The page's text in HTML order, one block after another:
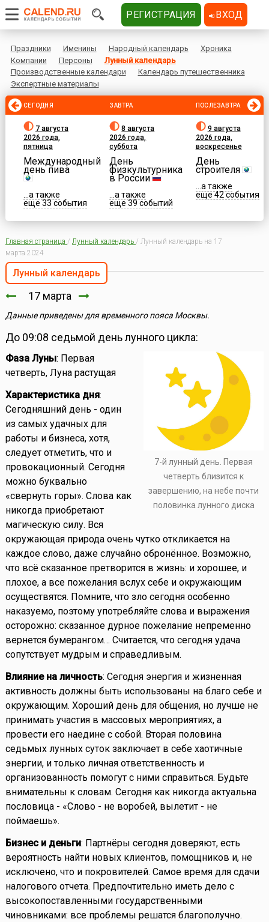
Праздники Именины Народный календарь
Хроника
Компании
Персоны
Лунный календарь
Производственные календари
Календарь путешественника
Экспертные материалы
СЕГОДНЯ
7 августа
2026 года,
пятница
Международный
день пива
...а также
еще 33 события
ЗАВТРА
8 августа
2026 года,
суббота
День
физкультурника
в России
...а также
еще 39 событий
ПОСЛЕЗАВТРА
9 августа
2026 года,
воскресенье
День
строителя
...а также
еще 42 события
Главная страница / Лунный календарь / Лунный календарь на 17
марта 2024
Лунный календарь
17 марта
Данные приведены для временного пояса Москвы.
До 09:08 седьмой день лунного цикла:
7-й лунный день. Первая
четверть близится к
завершению, на небе почти
половинка лунного диска
Фаза Луны: Первая
четверть, Луна растущая
Характеристика дня:
Сегодняшний день - один
из самых удачных для
работы и бизнеса, хотя,
следует отметить, что и
провокационный. Сегодня
можно буквально
«свернуть горы». Слова как
никогда приобретают
магическую силу. Вся
окружающая природа очень чутко откликается на
каждое слово, даже случайно обронённое. Возможно,
что всё сказанное претворится в жизнь: и хорошее, и
плохое, а все пожелания вслух себе и окружающим
осуществятся. Помните, что зло сегодня особенно
наказуемо, поэтому употребляйте слова и выражения
осторожно: сказанное дурное пожелание непременно
вернется бумерангом… Считается, что сегодня удача
сопутствует мудрым и справедливым.
Влияние на личность: Сегодня энергия и жизненная
активность должны быть использованы на благо себе и
окружающим. Хороший день для общения, но лучше не
принимать участия в массовых мероприятиях, а
провести его наедине с собой. Вторая половина
седьмых лунных суток заключает в себе хаотичные
энергии, и только личная ответственность и
организованность помогут с ними справиться. Будьте
внимательны к словам. Сегодня как никогда актуальна
пословица - «Слово - не воробей, вылетит - не
поймаешь».
Бизнес и деньги: Партнёры сегодня доверяют, есть
вероятность найти новых клиентов, помощников и, не
исключено, что и покровителей. Самое время для сдачи
налогового отчета. Предпочтительно иметь дело с
высокопоставленными государственными
чиновниками: все проблемы решатся благополучно.
РЕГИСТРАЦИЯ ВХОД